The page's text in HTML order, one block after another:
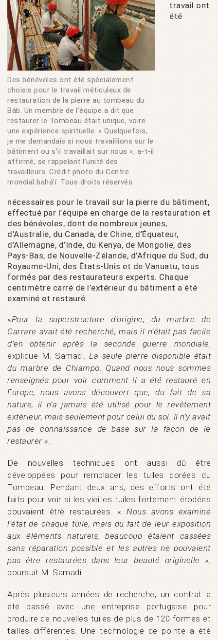
Des bénévoles ont été spécialement
choisis pour le travail méticuleux de
restauration de la pierre au tombeau du
Báb. Un membre de l’équipe a dit que
restaurer le Tombeau était unique, voire
une expérience spirituelle. « Quelquefois,
je me demandais si nous travaillions sur le
bâtiment ou s’il travaillait sur nous », a-t-il
affirmé, se rappelant l’unité des
travailleurs. Crédit photo du Centre
mondial bahá’í. Tous droits réservés.
travail ont
été
nécessaires pour le travail sur la pierre du bâtiment,
effectué par l’équipe en charge de la restauration et
des bénévoles, dont de nombreux jeunes,
d’Australie, du Canada, de Chine, d’Équateur,
d’Allemagne, d’Inde, du Kenya, de Mongolie, des
Pays-Bas, de Nouvelle-Zélande, d’Afrique du Sud, du
Royaume-Uni, des États-Unis et de Vanuatu, tous
formés par des restaurateurs experts. Chaque
centimètre carré de l’extérieur du bâtiment a été
examiné et restauré.
«Pour la superstructure d’origine, du marbre de
Carrare avait été recherché, mais il n’était pas facile
d’en obtenir après la seconde guerre mondiale,
explique M. Samadi. La seule pierre disponible était
du marbre de Chiampo. Quand nous nous sommes
renseignés pour voir comment il a été restauré en
Europe, nous avons découvert que, du fait de sa
nature, il n’a jamais été utilisé pour le revêtement
extérieur, mais seulement pour celui du sol. Il n’y avait
pas de connaissance de base sur la façon de le
restaurer ».
De nouvelles techniques ont aussi dû être
développées pour remplacer les tuiles dorées du
Tombeau. Pendant deux ans, des efforts ont été
faits pour voir si les vieilles tuiles fortement érodées
pouvaient être restaurées. «Nous avons examiné
l’état de chaque tuile, mais du fait de leur exposition
aux éléments naturels, beaucoup étaient cassées
sans réparation possible et les autres ne pouvaient
pas être restaurées dans leur beauté originelle »,
poursuit M. Samadi.
Après plusieurs années de recherche, un contrat a
été passé avec une entreprise portugaise pour
produire de nouvelles tuiles de plus de 120 formes et
tailles différentes. Une technologie de pointe a été